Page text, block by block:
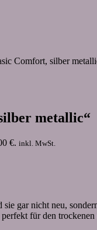
Comfort, silber
metallic“
€. inkl. MwSt.
gar nicht neu,
für den